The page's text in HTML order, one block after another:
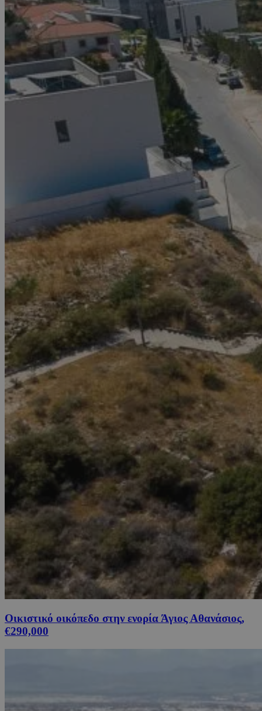
Οικιστικό οικόπεδο στην ενορία Άγιος Αθανάσιος,
€290,000